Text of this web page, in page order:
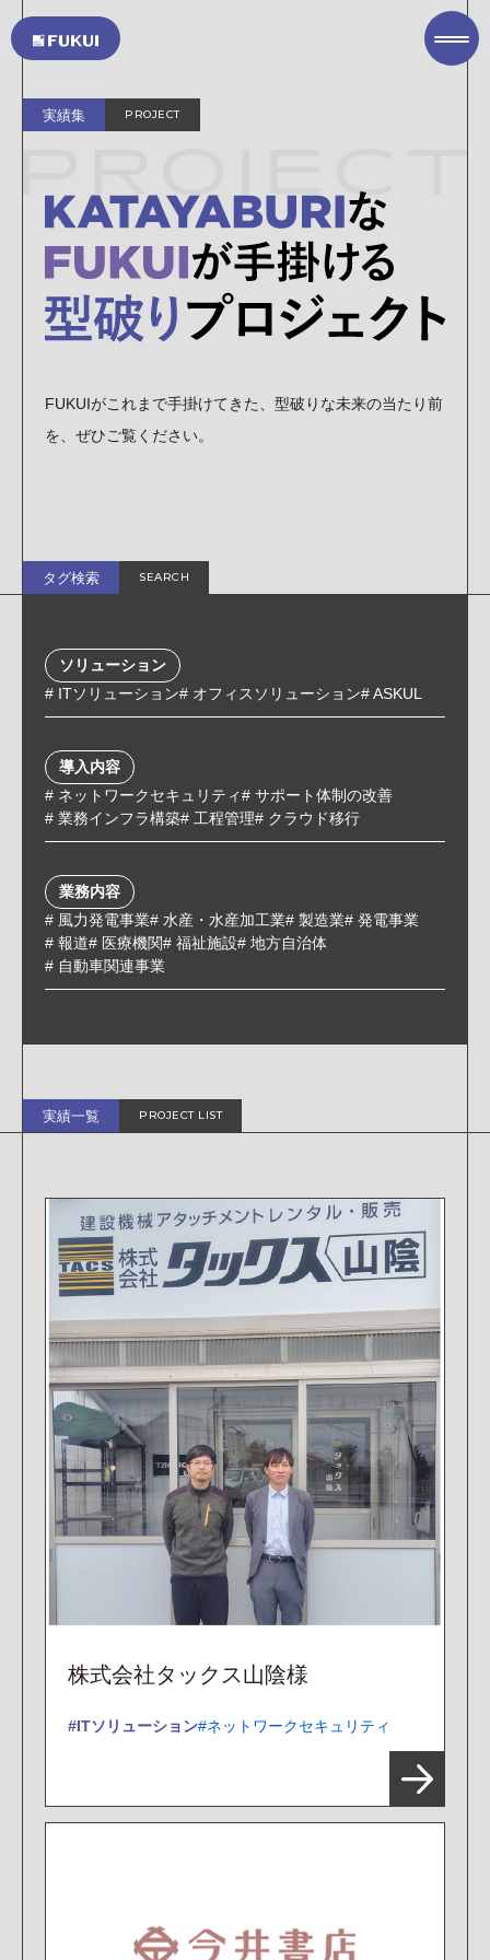
TOP PAGE
トップページ
SERVICE
サービス
オフィスソリューション
ASKUL オフィス用品の注文(外部サイト)
SUSTAINABILITY
サステナビリティ
TOPICS
お知らせ
ブログ
RECRUIT
採用情報
インターン申込フォーム
採用エントリーフォーム
実績集 PROJECT
FUKUIがこれまで手掛けてきた、型破りな未来の当たり前
を、ぜひご覧ください。
タグ検索 SEARCH
ソリューション
ITソリューション
オフィスソリューション ASKUL
導入内容
ネットワークセキュリティ
サポート体制の改善
業務インフラ構築
工程管理 クラウド移行
業務内容
風力発電事業
水産・水産加工業 製造業
発電事業
報道
医療機関 福祉施設
地方自治体
自動車関連事業
実績一覧 PROJECT LIST
株式会社タックス山陰様
ITソリューション ネットワークセキュリティ